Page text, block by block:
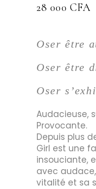
28 000 CFA
Oser être
Oser être
Oser
Audacieuse,
Provocante.
Depuis plus
Girl est une
insouciante,
avec
vitalité et sa